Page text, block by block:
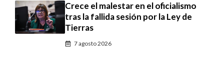
Crece el malestar en el oficialismo
tras la fallida sesión por la Ley de
Tierras
7 agosto 2026